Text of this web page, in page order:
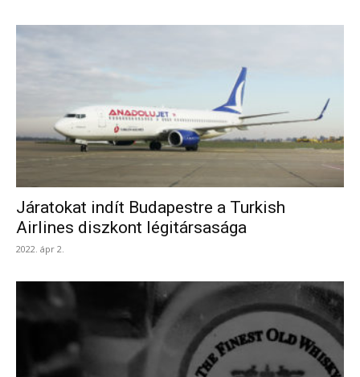
Járatokat indít Budapestre a Turkish
Airlines diszkont légitársasága
2022. ápr 2.